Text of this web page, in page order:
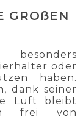
GROßEN
oder
haben.
, dank seiner
Luft bleibt
frei von